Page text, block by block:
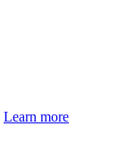
Learn more